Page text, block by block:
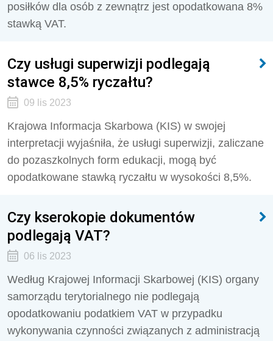
posiłków dla osób z zewnątrz jest opodatkowana 8%
stawką VAT.
Czy usługi superwizji podlegają
stawce 8,5% ryczałtu?
09 lis 2023
Krajowa Informacja Skarbowa (KIS) w swojej
interpretacji wyjaśniła, że usługi superwizji, zaliczane
do pozaszkolnych form edukacji, mogą być
opodatkowane stawką ryczałtu w wysokości 8,5%.
Czy kserokopie dokumentów
podlegają VAT?
06 lis 2023
Według Krajowej Informacji Skarbowej (KIS) organy
samorządu terytorialnego nie podlegają
opodatkowaniu podatkiem VAT w przypadku
wykonywania czynności związanych z administracją